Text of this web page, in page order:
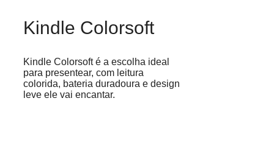
Kindle Colorsoft
Kindle Colorsoft é a escolha ideal
para presentear, com leitura
colorida, bateria duradoura e design
leve ele vai encantar.